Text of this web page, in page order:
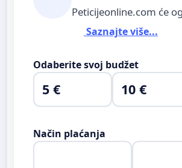
Peticijeonline.com će
Saznajte više...
Odaberite svoj budžet
5 € 10 €
Način plaćanja